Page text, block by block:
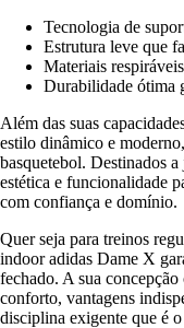
Tecnologia de
Estrutura leve que
Materiais
Durabilidade ótima
Além das suas
estilo dinâmico e
basquetebol. Destinados
estética e funcionalidade
com confiança e domínio.
Quer seja para treinos
indoor adidas Dame X
fechado. A sua
conforto, vantagens
disciplina exigente que é